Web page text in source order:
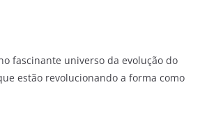
fascinante universo da evolução do
estão revolucionando a forma como